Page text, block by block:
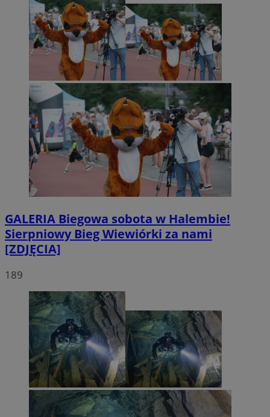
GALERIA Biegowa sobota w Halembie!
Sierpniowy Bieg Wiewiórki za nami
[ZDJĘCIA]
189